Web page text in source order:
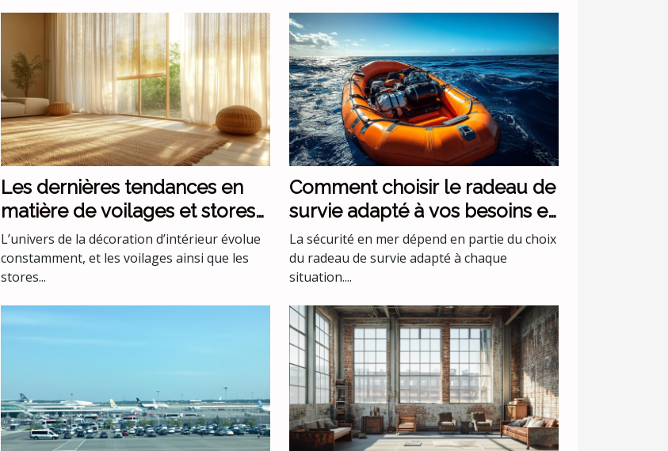
Les dernières tendances en
matière de voilages et stores
pour intérieurs
L’univers de la décoration d’intérieur évolue
constamment, et les voilages ainsi que les
stores...
Comment choisir le radeau de
survie adapté à vos besoins en
mer ?
La sécurité en mer dépend en partie du choix
du radeau de survie adapté à chaque
situation....